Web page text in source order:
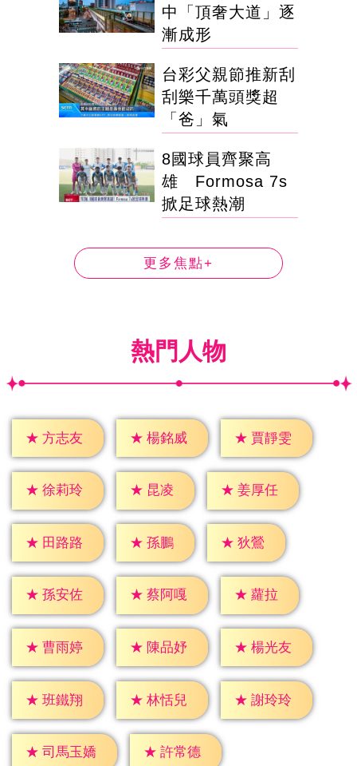
中「頂奢大道」逐
漸成形
台彩父親節推新刮
刮樂千萬頭獎超
「爸」氣
8國球員齊聚高
雄 Formosa 7s
掀足球熱潮
更多焦點+
熱門人物
★ 方志友 ★ 楊銘威 ★ 賈靜雯
★ 徐莉玲 ★ 昆凌 ★ 姜厚任
★ 田路路 ★ 孫鵬 ★ 狄鶯
★ 孫安佐 ★ 蔡阿嘎 ★ 蘿拉
★ 曹雨婷 ★ 陳品妤 ★ 楊光友
★ 班鐵翔 ★ 林恬兒 ★ 謝玲玲
★ 司馬玉嬌 ★ 許常德